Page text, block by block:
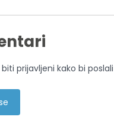
prijavljeni kako bi